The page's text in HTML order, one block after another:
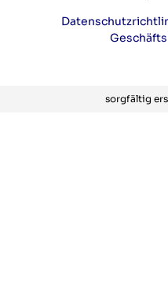
sorgfältig